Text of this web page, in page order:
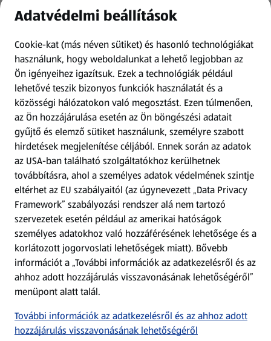
Információk
Kérdőív
Fizetési lehetőségek
ALDI utalványok
Árcsökkentés
Adattörlő alkalmazás
Szervizpont
(új oldalon nyílik meg)
Fedezz fel minket az interneten!
Töltsd le az ALDI Magyarország applikációt!
Adatvédelmi beállítások
Cookie-kat (más néven sütiket) és hasonló technológiákat
használunk, hogy weboldalunkat a lehető legjobban az
Ön igényeihez igazítsuk. Ezek a technológiák például
lehetővé teszik bizonyos funkciók használatát és a
közösségi hálózatokon való megosztást. Ezen túlmenően,
az Ön hozzájárulása esetén az Ön böngészési adatait
gyűjtő és elemző sütiket használunk, személyre szabott
hirdetések megjelenítése céljából. Ennek során az adatok
az USA-ban található szolgáltatókhoz kerülhetnek
továbbításra, ahol a személyes adatok védelmének szintje
eltérhet az EU szabályaitól (az úgynevezett „Data Privacy
Framework” szabályozási rendszer alá nem tartozó
szervezetek esetén például az amerikai hatóságok
személyes adatokhoz való hozzáférésének lehetősége és a
korlátozott jogorvoslati lehetőségek miatt). Bővebb
információt a „További információk az adatkezelésről és az
ahhoz adott hozzájárulás visszavonásának lehetőségéről”
menüpont alatt talál.
További információk az adatkezelésről és az ahhoz adott
hozzájárulás visszavonásának lehetőségéről